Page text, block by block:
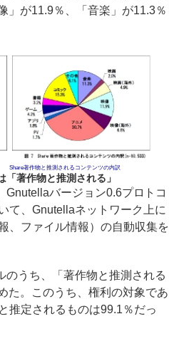
」が11.9％、「音楽」が11.3％
Share著作物と推測されるコンテンツの内訳
著作物と推測される」
バージョン0.6プロトコ
て、Gnutellaネットワーク上に
、ファイル情報）の自動収集を
うち、「著作物と推測される
た。このうち、権利の対象であ
推定されるものは99.1％だっ